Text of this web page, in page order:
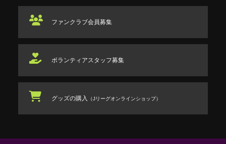
ファンクラブ会員募集
ボランティアスタッフ募集
グッズの購入 （Jリーグオンラインショップ）